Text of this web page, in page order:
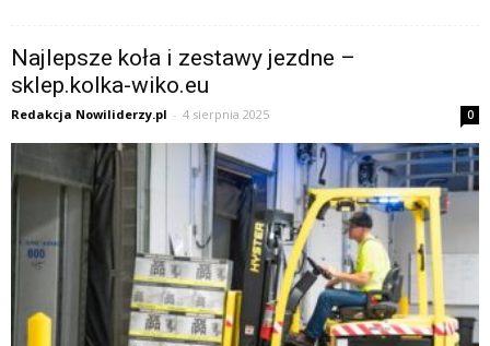
Najlepsze koła i zestawy jezdne –
sklep.kolka-wiko.eu
Redakcja Nowiliderzy.pl - 4 sierpnia 2025 0